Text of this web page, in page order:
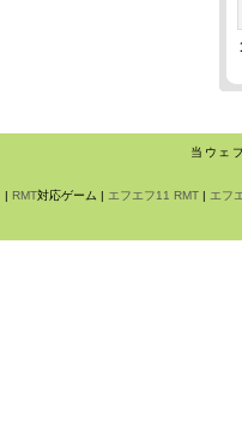
当ウェ
| RMT対応ゲーム | エフエフ11 RMT| エフ